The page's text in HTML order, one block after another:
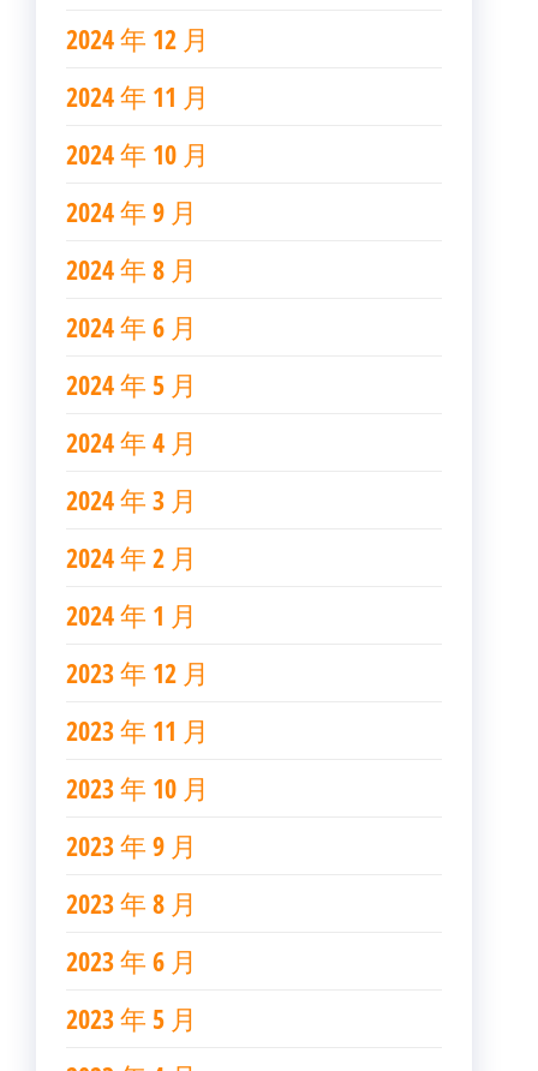
2024 年 12 月
2024 年 11 月
2024 年 10 月
2024 年 9 月
2024 年 8 月
2024 年 6 月
2024 年 5 月
2024 年 4 月
2024 年 3 月
2024 年 2 月
2024 年 1 月
2023 年 12 月
2023 年 11 月
2023 年 10 月
2023 年 9 月
2023 年 8 月
2023 年 6 月
2023 年 5 月